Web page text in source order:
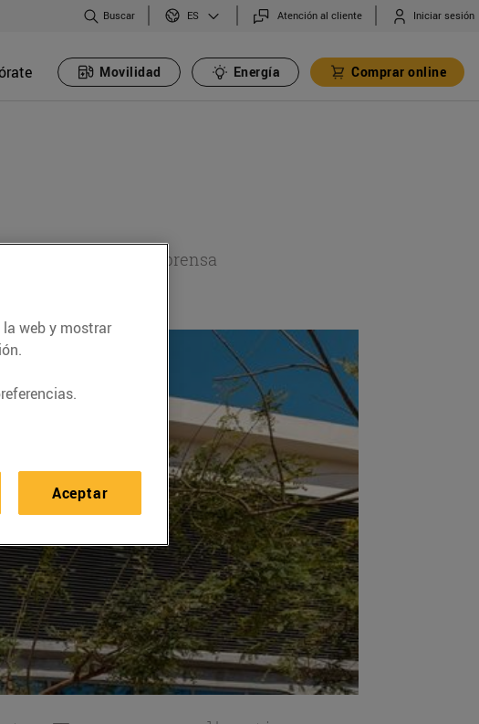
Buscar ES Atención al cliente Iniciar sesión
Movilidad Energía Comprar online
de la sección de prensa
web y mostrar
Aceptar